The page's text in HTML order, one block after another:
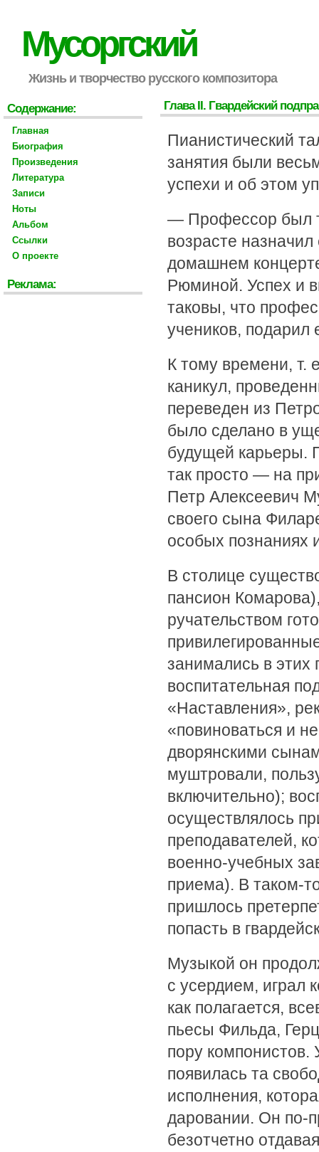
Мусоргский
Жизнь и творчество русского композитора
Глава II. Гвардейский
Пианистический
занятия были
успехи и об этом
— Профессор был
возрасте
домашнем
Рюминой. Успех и
таковы, что
учеников, подарил
К тому времени, т.
каникул,
переведен из
было сделано в
будущей карьеры.
так просто — на
Петр Алексеевич
своего сына
особых познаниях
В столице
пансион
ручательством
занимались в этих
воспитательная
«Наставления»,
«повиноваться и
дворянскими
муштровали,
включительно);
осуществлялось
преподавателей,
военно-учебных
приема). В таком-
пришлось
попасть в
Музыкой он
с усердием, играл
как полагается,
пьесы Фильда,
пору компонистов.
появилась та
исполнения,
даровании. Он по-
безотчетно
Содержание:
Главная
Биография
Произведения
Литература
Записи
Ноты
Альбом
Ссылки
О проекте
Реклама: